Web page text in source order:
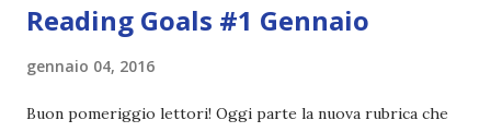
Reading Goals #1 Gennaio
gennaio 04, 2016
Buon pomeriggio lettori! Oggi parte la nuova rubrica che